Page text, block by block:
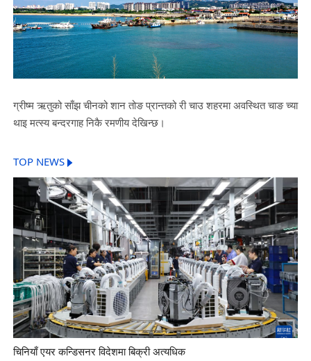
ग्रीष्म ऋतुको साँझ चीनको शान तोङ प्रान्तको री चाउ शहरमा अवस्थित चाङ च्या
थाइ मत्स्य बन्दरगाह निकै रमणीय देखिन्छ।
TOP NEWS
चिनियाँ एयर कन्डिसनर विदेशमा बिक्री अत्यधिक